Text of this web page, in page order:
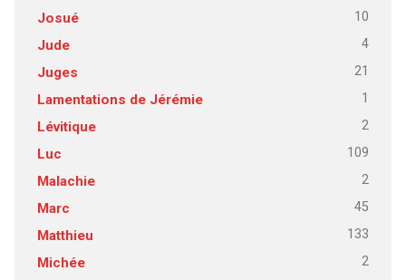
Josué 10
Jude 4
Juges 21
Lamentations de Jérémie 1
Lévitique 2
Luc 109
Malachie 2
Marc 45
Matthieu 133
Michée 2